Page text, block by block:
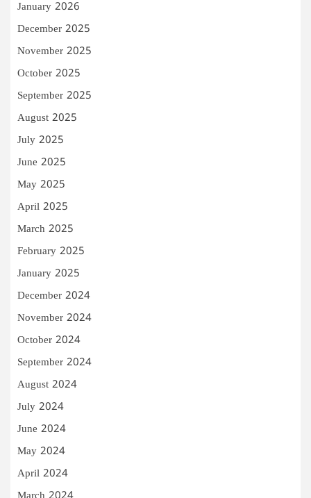
January 2026
December 2025
November 2025
October 2025
September 2025
August 2025
July 2025
June 2025
May 2025
April 2025
March 2025
February 2025
January 2025
December 2024
November 2024
October 2024
September 2024
August 2024
July 2024
June 2024
May 2024
April 2024